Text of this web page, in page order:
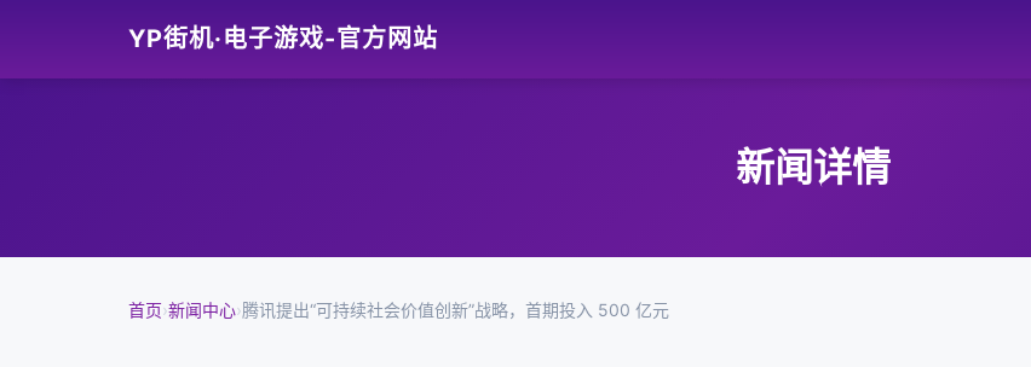
YP街机·电子游戏-官方网站
新闻详情
首页›新闻中心›腾讯提出“可持续社会价值创新”战略，首期投入 500 亿元